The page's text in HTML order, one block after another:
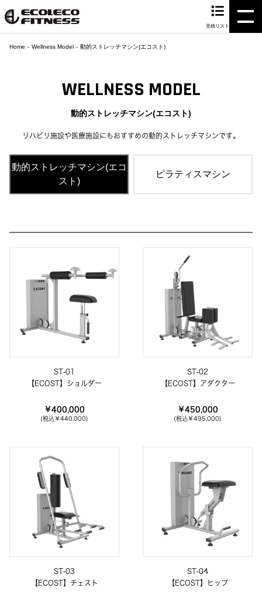
見積リスト
Home Wellness Model 動的ストレッチマシン(エコスト)
WELLNESS MODEL
動的ストレッチマシン(エコスト)
リハビリ施設や医療施設にもおすすめの動的ストレッチマシンです。
動的ストレッチマシン(エコ
スト)
ピラティスマシン
ST-01
【ECOST】ショルダー
￥400,000
(税込 ￥440,000)
ST-02
【ECOST】アダクター
￥450,000
(税込 ￥495,000)
ST-03
【ECOST】チェスト
ST-04
【ECOST】ヒップ